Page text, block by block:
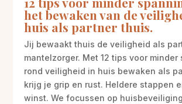
het bewaken van de
huis als partner thuis.
Jij bewaakt thuis de veiligheid als
mantelzorger. Met 12 tips voor minder
rond veiligheid in huis bewaken als
krijg je grip en rust. Heldere stappen
winst. We focussen op